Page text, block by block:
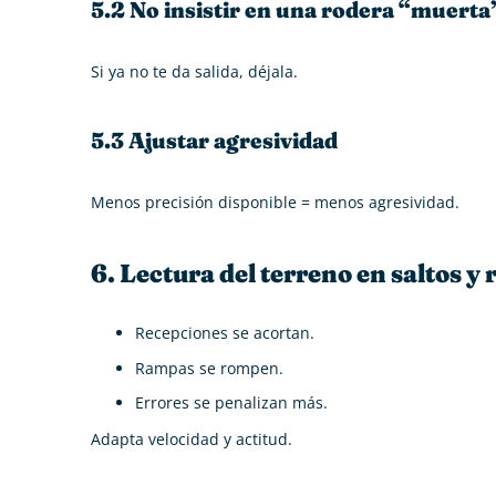
5.2 No insistir en una rodera
Si ya no te da salida, déjala.
5.3 Ajustar agresividad
Menos precisión disponible = menos agresividad.
6. Lectura del terreno en saltos y
Recepciones se acortan.
Rampas se rompen.
Errores se penalizan más.
Adapta velocidad y actitud.